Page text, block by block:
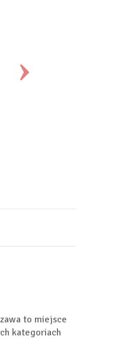
to miejsce
kategoriach